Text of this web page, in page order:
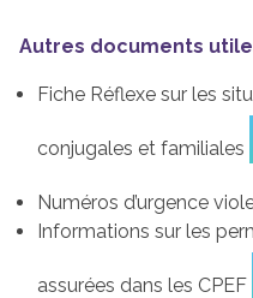
Autres documents
Fiche Réflexe sur les
conjugales et familiales
Numéros d’urgence
Informations sur les
assurées dans les CPEF